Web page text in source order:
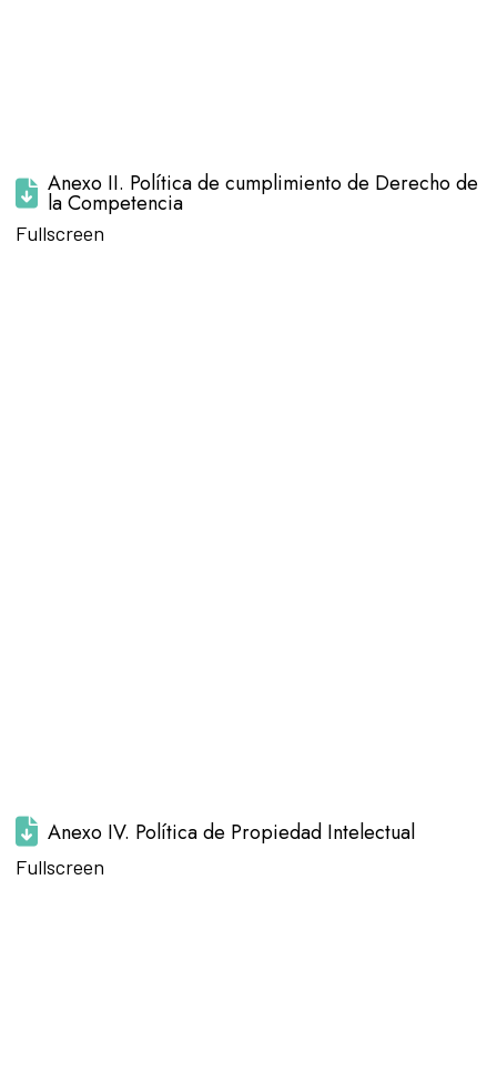
Anexo II. Política de cumplimiento de Derecho de
la Competencia
Fullscreen
Saltar al
contenido
Anexo IV. Política de Propiedad Intelectual
Fullscreen
Saltar al
contenido